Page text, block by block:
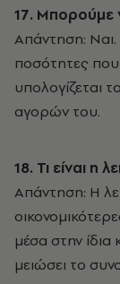
17. Μπορούμε
Απάντηση: Ναι.
ποσότητες που
υπολογίζεται
αγορών του.
18. Τι είναι η
Απάντηση: Η
μέσα στην
μειώσει το